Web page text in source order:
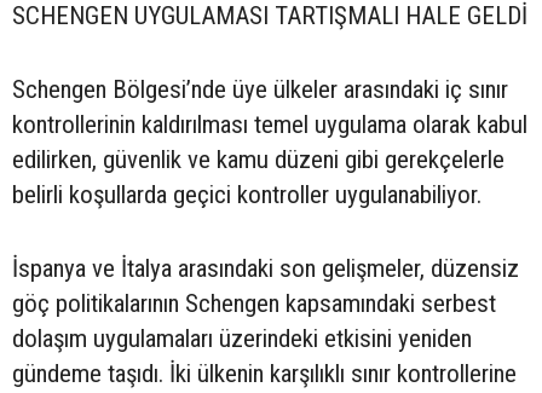
SCHENGEN UYGULAMASI TARTIŞMALI HALE GELDİ
Schengen Bölgesi’nde üye ülkeler arasındaki iç sınır
kontrollerinin kaldırılması temel uygulama olarak kabul
edilirken, güvenlik ve kamu düzeni gibi gerekçelerle
belirli koşullarda geçici kontroller uygulanabiliyor.
İspanya ve İtalya arasındaki son gelişmeler, düzensiz
göç politikalarının Schengen kapsamındaki serbest
dolaşım uygulamaları üzerindeki etkisini yeniden
gündeme taşıdı. İki ülkenin karşılıklı sınır kontrollerine